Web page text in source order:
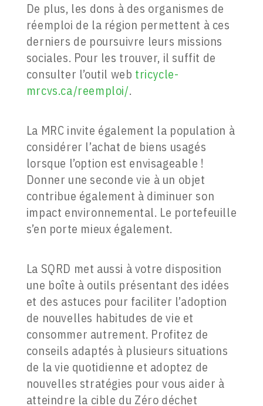
De plus, les dons à des organismes de
réemploi de la région permettent à ces
derniers de poursuivre leurs missions
sociales. Pour les trouver, il suffit de
consulter l’outil web tricycle-
mrcvs.ca/reemploi/.
La MRC invite également la population à
considérer l’achat de biens usagés
lorsque l’option est envisageable !
Donner une seconde vie à un objet
contribue également à diminuer son
impact environnemental. Le portefeuille
s’en porte mieux également.
La SQRD met aussi à votre disposition
une boîte à outils présentant des idées
et des astuces pour faciliter l’adoption
de nouvelles habitudes de vie et
consommer autrement. Profitez de
conseils adaptés à plusieurs situations
de la vie quotidienne et adoptez de
nouvelles stratégies pour vous aider à
atteindre la cible du Zéro déchet